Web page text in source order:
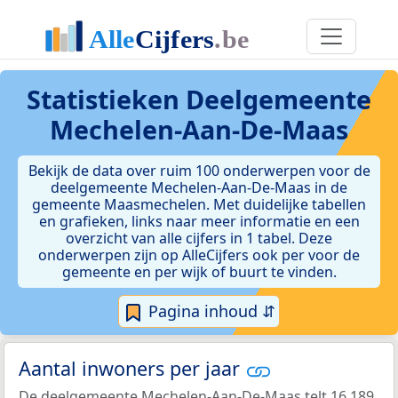
Statistieken Deelgemeente
Mechelen-Aan-De-Maas
Bekijk de data over ruim 100 onderwerpen voor de
deelgemeente Mechelen-Aan-De-Maas in de
gemeente Maasmechelen. Met duidelijke tabellen
en grafieken, links naar meer informatie en een
overzicht van alle cijfers in 1 tabel. Deze
onderwerpen zijn op AlleCijfers ook per voor de
gemeente en per wijk of buurt te vinden.
Pagina inhoud ⇵
Aantal inwoners per jaar